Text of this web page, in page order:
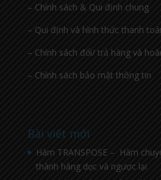
– Chính sách & Qui định chung
– Qui định và hình thức thanh
– Chính sách đổi/ trả hàng và
– Chính sách bảo mật thông tin
Bài viết mới
Hàm TRANSPOSE – Hàm
thành hàng dọc và ngược lại